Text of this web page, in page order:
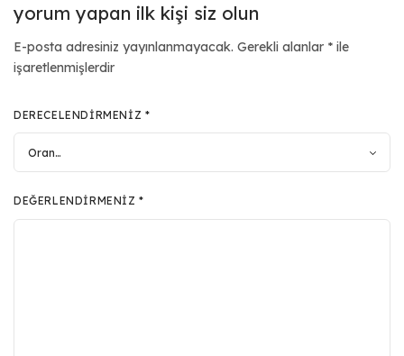
yorum yapan ilk kişi siz olun
E-posta adresiniz yayınlanmayacak. Gerekli alanlar * ile
işaretlenmişlerdir
DERECELENDIRMENIZ *
DEĞERLENDIRMENIZ*